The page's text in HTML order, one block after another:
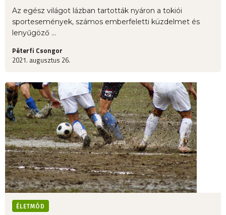
Az egész világot lázban tartották nyáron a tokiói
sportesemények, számos emberfeletti küzdelmet és
lenyűgöző ...
Péterfi Csongor
2021. augusztus 26.
ÉLETMÓD